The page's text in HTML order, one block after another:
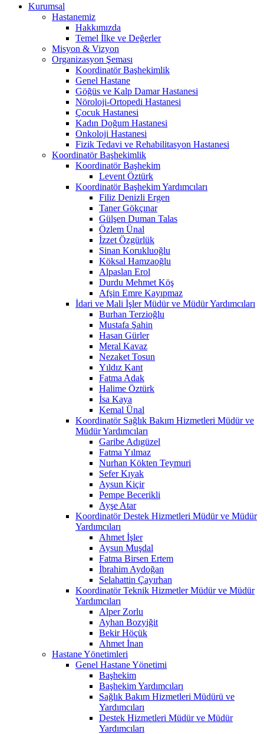
Kurumsal
Hastanemiz
Hakkımızda
Temel İlke ve Değerler
Misyon & Vizyon
Organizasyon Şeması
Koordinatör Başhekimlik
Genel Hastane
Göğüs ve Kalp Damar Hastanesi
Nöroloji-Ortopedi Hastanesi
Çocuk Hastanesi
Kadın Doğum Hastanesi
Onkoloji Hastanesi
Fizik Tedavi ve Rehabilitasyon Hastanesi
Koordinatör Başhekimlik
Koordinatör Başhekim
Levent Öztürk
Koordinatör Başhekim Yardımcıları
Filiz Denizli Ergen
Taner Gökçınar
Gülşen Duman Talas
Özlem Ünal
İzzet Özgürlük
Sinan Korukluoğlu
Köksal Hamzaoğlu
Alpaslan Erol
Durdu Mehmet Köş
Afşin Emre Kayıpmaz
İdari ve Mali İşler Müdür ve Müdür Yardımcıları
Burhan Terzioğlu
Mustafa Şahin
Hasan Gürler
Meral Kavaz
Nezaket Tosun
Yıldız Kant
Fatma Adak
Halime Öztürk
İsa Kaya
Kemal Ünal
Koordinatör Sağlık Bakım Hizmetleri Müdür ve
Müdür Yardımcıları
Garibe Adıgüzel
Fatma Yılmaz
Nurhan Kökten Teymuri
Sefer Kıyak
Aysun Kiçir
Pempe Becerikli
Ayşe Atar
Koordinatör Destek Hizmetleri Müdür ve Müdür
Yardımcıları
Ahmet İşler
Aysun Muşdal
Fatma Birsen Ertem
İbrahim Aydoğan
Selahattin Çayırhan
Koordinatör Teknik Hizmetler Müdür ve Müdür
Yardımcıları
Alper Zorlu
Ayhan Bozyiğit
Bekir Höçük
Ahmet İnan
Hastane Yönetimleri
Genel Hastane Yönetimi
Başhekim
Başhekim Yardımcıları
Sağlık Bakım Hizmetleri Müdürü ve
Yardımcıları
Destek Hizmetleri Müdür ve Müdür
Yardımcıları